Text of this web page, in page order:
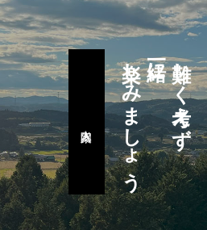
難しく考えず
一緒に
楽しみましょう